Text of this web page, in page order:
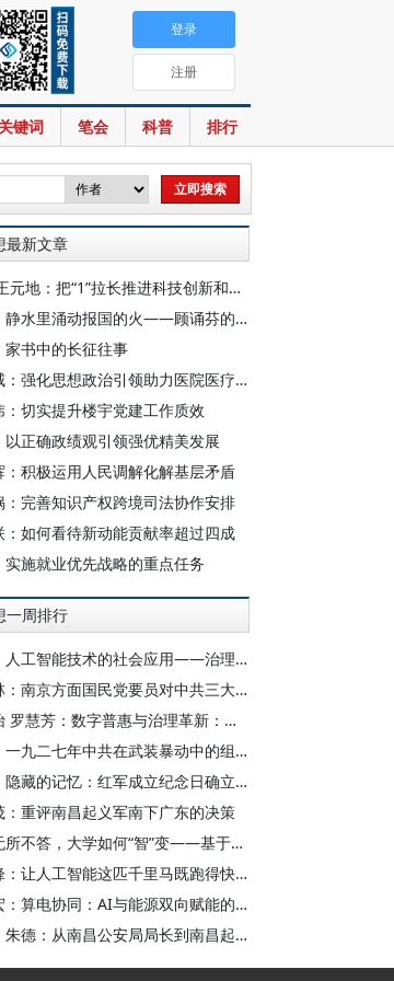
关键词 笔会 科普 排行
登录
注册
最新文章
陈劲 王元地：把“1”拉长推进科技创新和产业创新深度融合
金雪：静水里涌动报国的火——顾诵芬的文艺情怀
家书中的长征往事
屈军威：强化思想政治引领助力医院医疗服务提质升级
：切实提升楼宇党建工作质效
以正确政绩观引领强优精美发展
：积极运用人民调解化解基层矛盾
：完善知识产权跨境司法协作安排
：如何看待新动能贡献率超过四成
实施就业优先战略的重点任务
一周排行
薛澜：人工智能技术的社会应用——治理挑战
易凤林：南京方面国民党要员对中共三大起义的反应
隋璐怡 罗慧芳：数字普惠与治理革新：中国人工智能赋能全球南方发展
张永：一九二七年中共在武装暴动中的组织转型
张陈：隐藏的记忆：红军成立纪念日确立前中共对南昌起义的纪念
：重评南昌起义军南下广东的决策
当AI无所不答，大学如何“智”变——基于全国400余所高校本科生AI使用情况的调查与思考
朱保锋：让人工智能这匹千里马既跑得快又跑得稳
何宝宏：算电协同：AI与能源双向赋能的关键引擎
胡珺：朱德：从南昌公安局局长到南昌起义的“参谋和向导”